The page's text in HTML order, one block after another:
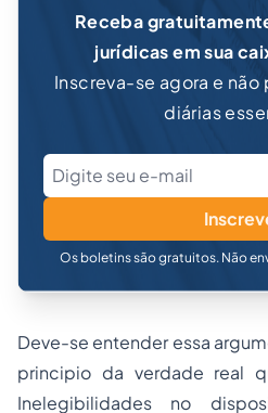
Receba
jurídicas em sua
Inscreva-se agora e
diárias
Os boletins são gratuitos. Não
Deve-se entender essa
principio da verdade real
Inelegibilidades no